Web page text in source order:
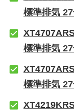
標準排気
標準排気
標準排気